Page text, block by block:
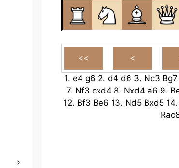
1. e4 g6 2. d4 d6 3. Nc3 Bg7
7. Nf3 cxd4 8. Nxd4 a6 9.
12. Bf3 Be6 13. Nd5 Bxd5 14.